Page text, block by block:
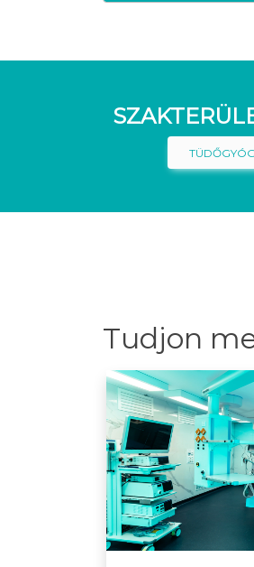
Tudjon